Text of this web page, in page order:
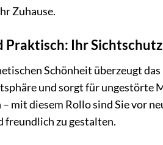
Zuhause.
Praktisch: Ihr
Schönheit überzeugt
und sorgt für ungestörte
mit diesem Rollo sind Sie vor
freundlich zu gestalten.